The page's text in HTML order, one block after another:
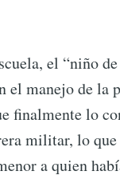
el “niño
manejo de la
finalmente lo
militar, lo
a quien